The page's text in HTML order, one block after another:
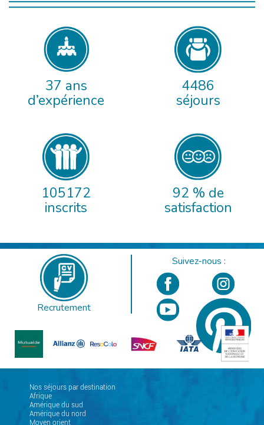
37 ans
d’expérience
4486
séjours
105172
inscrits
92 % de
satisfaction
Recrutement
Suivez-nous :
Nos séjours par destination
Afrique
Amérique du sud
Amérique du nord
Moyen orient